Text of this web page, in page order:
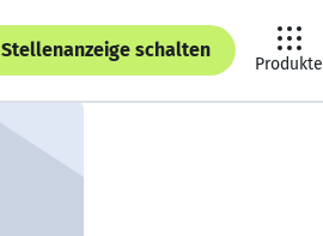
Stellenanzeige schalten
Produkte